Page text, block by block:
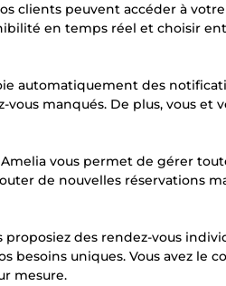
clients peuvent accéder à
en temps réel et choisir
automatiquement des
manqués. De plus, vous et
vous permet de gérer
de nouvelles réservations
des rendez-vous
besoins uniques. Vous avez le
mesure.